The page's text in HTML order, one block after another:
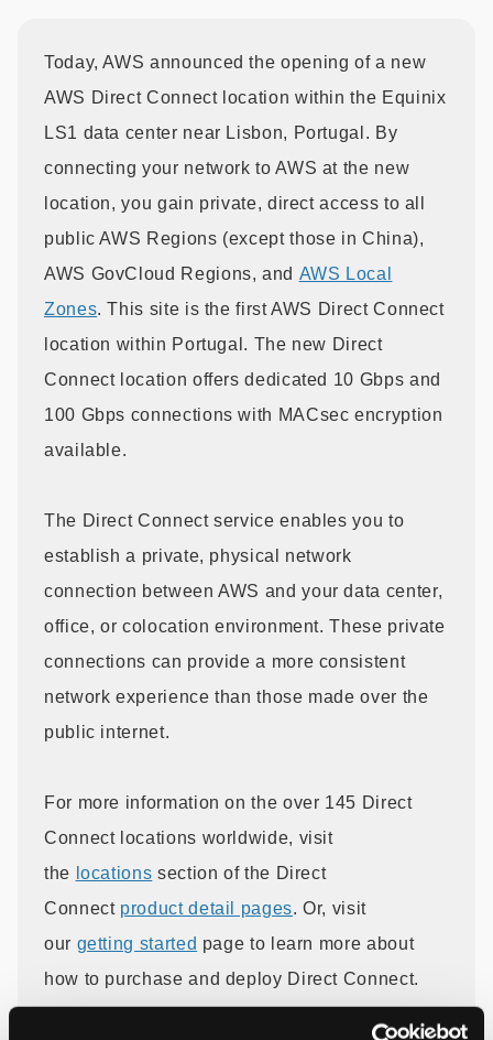
Today, AWS announced the opening of a new
AWS Direct Connect location within the Equinix
LS1 data center near Lisbon, Portugal. By
connecting your network to AWS at the new
location, you gain private, direct access to all
public AWS Regions (except those in China),
AWS GovCloud Regions, and AWS Local
Zones. This site is the first AWS Direct Connect
location within Portugal. The new Direct
Connect location offers dedicated 10 Gbps and
100 Gbps connections with MACsec encryption
available.
The Direct Connect service enables you to
establish a private, physical network
connection between AWS and your data center,
office, or colocation environment. These private
connections can provide a more consistent
network experience than those made over the
public internet.
For more information on the over 145 Direct
Connect locations worldwide, visit
the locations section of the Direct
Connect product detail pages. Or, visit
our getting started page to learn more about
how to purchase and deploy Direct Connect.